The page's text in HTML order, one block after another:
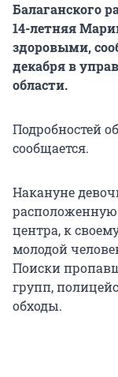
Балаганского
14-летняя
здоровыми,
декабря в
области.
Подробностей
сообщается.
Накануне
расположенную
центра, к
молодой
Поиски
групп,
обходы.